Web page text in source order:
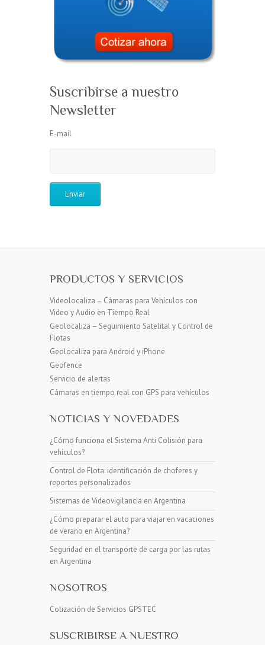
Suscribirse a nuestro
Newsletter
E-mail
PRODUCTOS Y SERVICIOS
Videolocaliza – Cámaras para Vehículos con
Video y Audio en Tiempo Real
Geolocaliza – Seguimiento Satelital y Control de
Flotas
Geolocaliza para Android y iPhone
Geofence
Servicio de alertas
Cámaras en tiempo real con GPS para vehículos
NOTICIAS Y NOVEDADES
¿Cómo funciona el Sistema Anti Colisión para
vehículos?
Control de Flota: identificación de choferes y
reportes personalizados
Sistemas de Videovigilancia en Argentina
¿Cómo preparar el auto para viajar en vacaciones
de verano en Argentina?
Seguridad en el transporte de carga por las rutas
en Argentina
NOSOTROS
Cotización de Servicios GPSTEC
SUSCRIBIRSE A NUESTRO